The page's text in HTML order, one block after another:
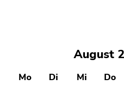
August
Mo Di Mi Do